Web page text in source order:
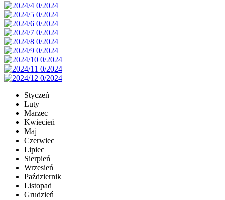
Styczeń
Luty
Marzec
Kwiecień
Maj
Czerwiec
Lipiec
Sierpień
Wrzesień
Październik
Listopad
Grudzień